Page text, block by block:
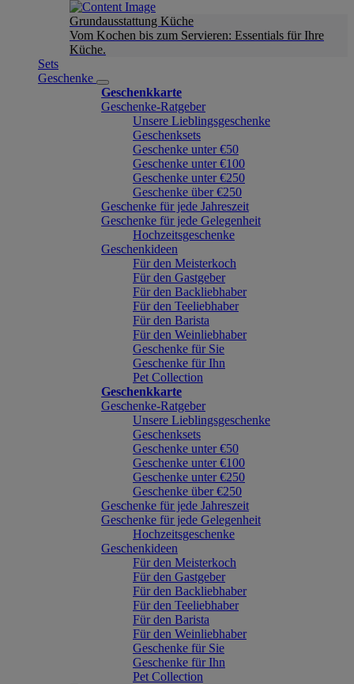
Grundausstattung Küche
Vom Kochen bis zum Servieren: Essentials für Ihre
Küche.
Sets
Geschenke
Geschenkkarte
Geschenke-Ratgeber
Unsere Lieblingsgeschenke
Geschenksets
Geschenke unter €50
Geschenke unter €100
Geschenke unter €250
Geschenke über €250
Geschenke für jede Jahreszeit
Geschenke für jede Gelegenheit
Hochzeitsgeschenke
Geschenkideen
Für den Meisterkoch
Für den Gastgeber
Für den Backliebhaber
Für den Teeliebhaber
Für den Barista
Für den Weinliebhaber
Geschenke für Sie
Geschenke für Ihn
Pet Collection
Geschenkkarte
Geschenke-Ratgeber
Unsere Lieblingsgeschenke
Geschenksets
Geschenke unter €50
Geschenke unter €100
Geschenke unter €250
Geschenke über €250
Geschenke für jede Jahreszeit
Geschenke für jede Gelegenheit
Hochzeitsgeschenke
Geschenkideen
Für den Meisterkoch
Für den Gastgeber
Für den Backliebhaber
Für den Teeliebhaber
Für den Barista
Für den Weinliebhaber
Geschenke für Sie
Geschenke für Ihn
Pet Collection